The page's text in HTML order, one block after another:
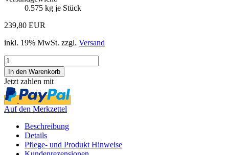
0.575 kg je Stück
239,80 EUR
inkl. 19% MwSt. zzgl. Versand
Jetzt zahlen mit
Auf den Merkzettel
Beschreibung
Details
Pflege- und Produkt Hinweise